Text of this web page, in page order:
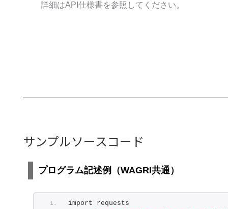
詳細はAPI仕様書を参照してください。
サンプルソースコード
プログラム記述例（WAGRI共通）
import requests